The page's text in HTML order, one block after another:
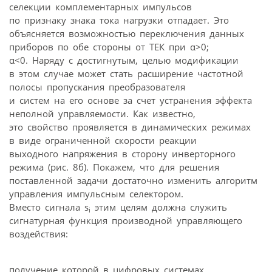
селекции комплементарных импульсов
по признаку знака тока нагрузки отпадает. Это
объясняется возможностью переключения данных
приборов по обе стороны от ТЕК при α>0;
α<0. Наряду с достигнутым, целью модификации
в этом случае может стать расширение частотной
полосы пропускания преобразователя
и систем на его основе за счет устранения эффекта
неполной управляемости. Как известно,
это свойство проявляется в динамических режимах
в виде ограниченной скорости реакции
выходного напряжения в сторону инверторного
режима (рис. 8б). Покажем, что для решения
поставленной задачи достаточно изменить алгоритм
управления импульсным селектором.
Вместо сигнала si этим целям должна служить
сигнатурная функция производной управляющего
воздействия:
получение которой в цифровых системах